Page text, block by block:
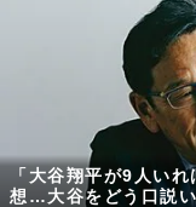
「大谷翔平が9人い
想…大谷をどう口説